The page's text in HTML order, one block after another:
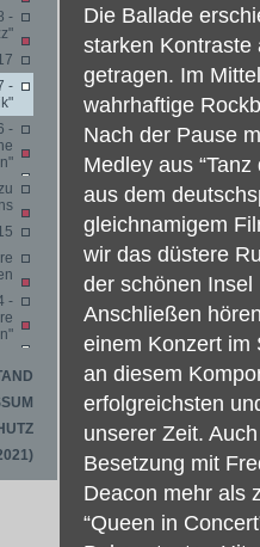
-
-
-
-
Die Ballade
starken Kontraste
getragen. Im
wahrhaftige
Nach der Pause
Medley aus
aus dem
gleichnamigem
wir das düstere
der schönen Insel
Anschließen
einem Konzert im
an diesem
erfolgreichsten
unserer Zeit.
Besetzung mit
Deacon mehr als
“Queen in